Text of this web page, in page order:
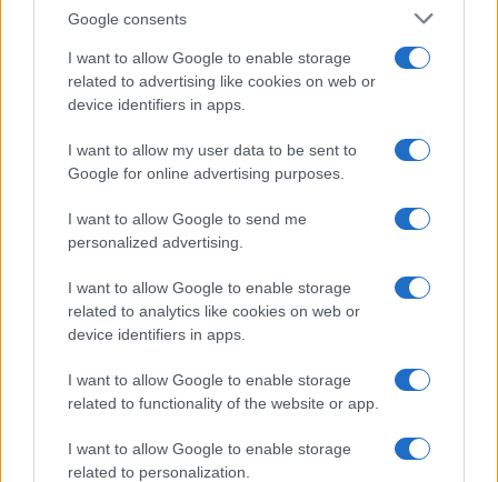
Google consents
I want to allow Google to enable storage
related to advertising like cookies on web or
device identifiers in apps.
I want to allow my user data to be sent to
Google for online advertising purposes.
I want to allow Google to send me
personalized advertising.
I want to allow Google to enable storage
related to analytics like cookies on web or
device identifiers in apps.
I want to allow Google to enable storage
related to functionality of the website or app.
I want to allow Google to enable storage
related to personalization.
Continua a leggere
ESPORTS